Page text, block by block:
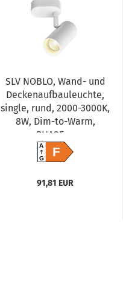
SLV NOBLO, Wand- und
Deckenaufbauleuchte,
single, rund, 2000-3000K,
8W, Dim-to-Warm,
PHASE,...
A
GF
91,81 EUR